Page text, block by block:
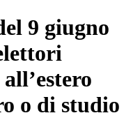
9 giugno
o di studio